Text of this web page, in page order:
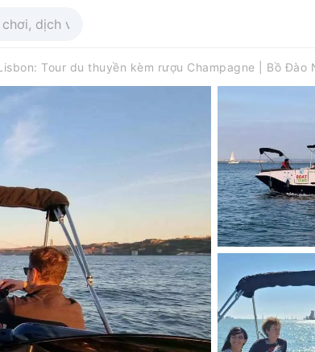
Tour du thuyền kèm rượu Champagne | Bồ Đào